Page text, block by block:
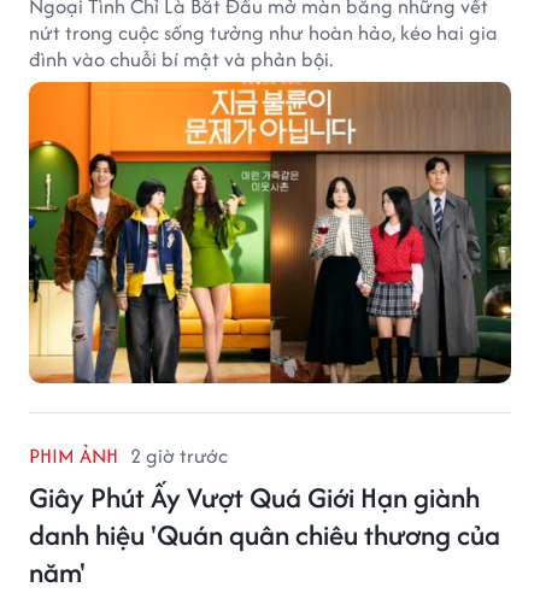
nứt trong cuộc sống tưởng như hoàn hảo, kéo hai gia
đình vào chuỗi bí mật và phản bội.
PHIM ẢNH 2 giờ trước
Giây Phút Ấy Vượt Quá Giới Hạn giành
danh hiệu 'Quán quân chiêu thương của
năm'